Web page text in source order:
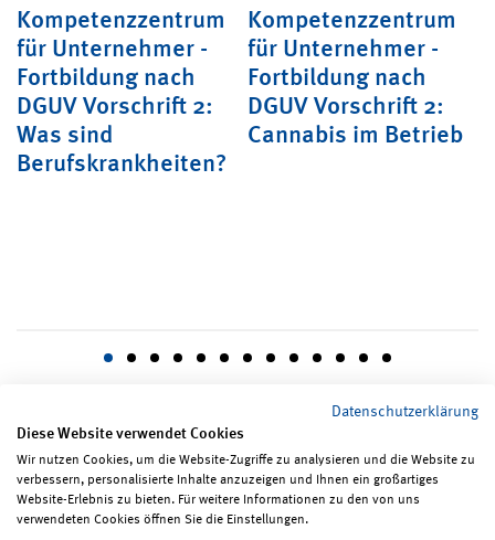
Kompetenzzentrum
für Unternehmer -
Fortbildung nach
DGUV Vorschrift 2:
Was sind
Berufskrankheiten?
Kompetenzzentrum
für Unternehmer -
Fortbildung nach
DGUV Vorschrift 2:
Cannabis im Betrieb
Seite teilen Seite drucken
Datenschutzerklärung
Diese Website verwendet Cookies
Wir nutzen Cookies, um die Website-Zugriffe zu analysieren und die Website zu
verbessern, personalisierte Inhalte anzuzeigen und Ihnen ein großartiges
Website-Erlebnis zu bieten. Für weitere Informationen zu den von uns
verwendeten Cookies öffnen Sie die Einstellungen.